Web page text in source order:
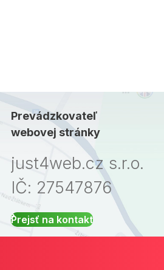
Prevádzkovateľ
webovej stránky
just4web.cz s.r.o.
IČ: 27547876
Prejsť na kontakt